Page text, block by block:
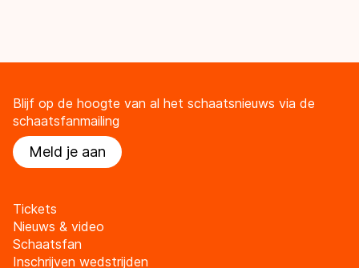
Blijf op de hoogte van al het schaatsnieuws via de
schaatsfanmailing
Meld je aan
Tickets
Nieuws & video
Schaatsfan
Inschrijven wedstrijden